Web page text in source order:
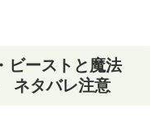
ビーストと魔法
ネタバレ注意